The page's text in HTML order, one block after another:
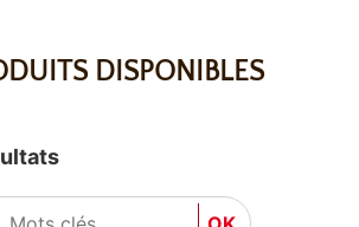
DISPONIBLES